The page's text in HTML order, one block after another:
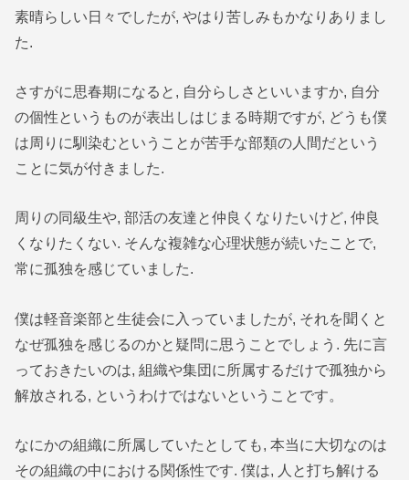
素晴らしい日々でしたが, やはり苦しみもかなりありまし
た.
さすがに思春期になると, 自分らしさといいますか, 自分
の個性というものが表出しはじまる時期ですが, どうも僕
は周りに馴染むということが苦手な部類の人間だという
ことに気が付きました.
周りの同級生や, 部活の友達と仲良くなりたいけど, 仲良
くなりたくない. そんな複雑な心理状態が続いたことで,
常に孤独を感じていました.
僕は軽音楽部と生徒会に入っていましたが, それを聞くと
なぜ孤独を感じるのかと疑問に思うことでしょう. 先に言
っておきたいのは, 組織や集団に所属するだけで孤独から
解放される, というわけではないということです。
なにかの組織に所属していたとしても, 本当に大切なのは
その組織の中における関係性です. 僕は, 人と打ち解ける